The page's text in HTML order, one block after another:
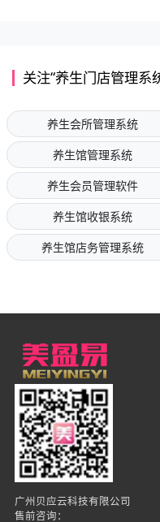
关注“养生门店管理系
养生会所管理系统
养生馆管理系统
养生会员管理软件
养生馆收银系统
养生馆店务管理系统
广州贝应云科技有限公司
售前咨询：